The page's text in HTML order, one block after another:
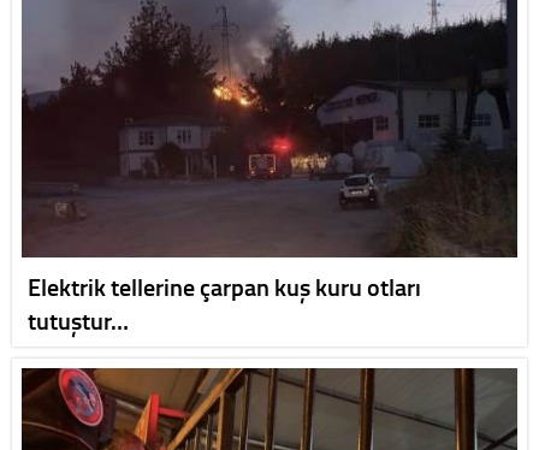
Elektrik tellerine çarpan kuş kuru otları
tutuştur…